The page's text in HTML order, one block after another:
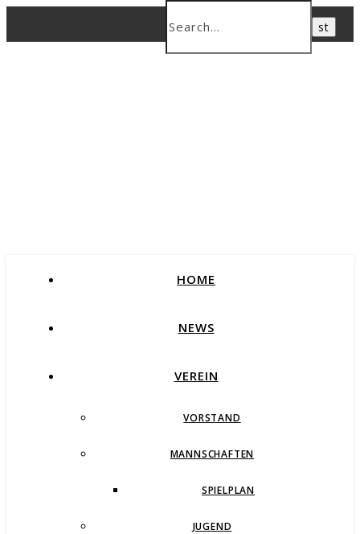
HOME
NEWS
VEREIN
VORSTAND
MANNSCHAFTEN
SPIELPLAN
JUGEND